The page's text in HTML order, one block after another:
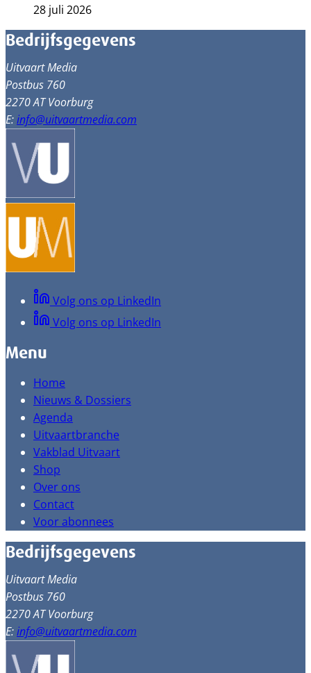
28 juli 2026
Bedrijfsgegevens
Uitvaart Media
Postbus 760
2270 AT Voorburg
E:info@uitvaartmedia.com
Volg ons op LinkedIn
Volg ons op LinkedIn
Menu
Home
Nieuws & Dossiers
Agenda
Uitvaartbranche
Vakblad Uitvaart
Shop
Over ons
Contact
Voor abonnees
Bedrijfsgegevens
Uitvaart Media
Postbus 760
2270 AT Voorburg
E:info@uitvaartmedia.com